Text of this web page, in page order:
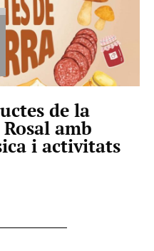
de la
amb
i activitats